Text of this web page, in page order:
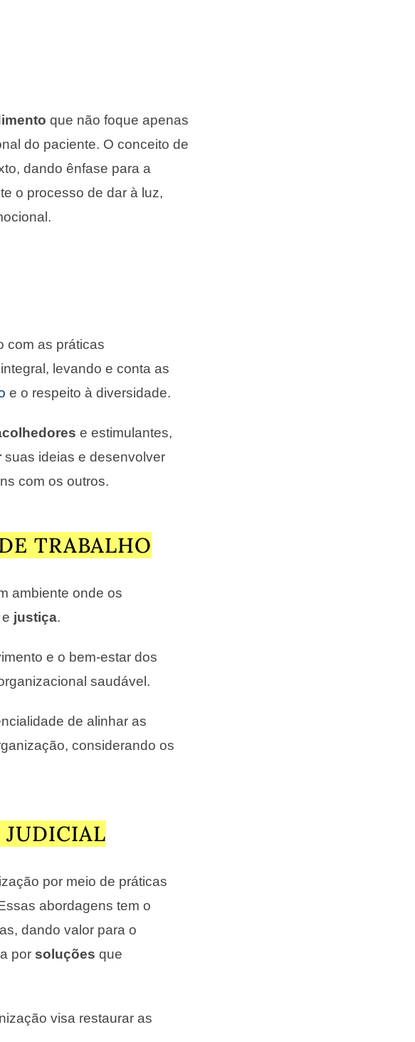
que não foque apenas
do paciente. O conceito de
dando ênfase para a
o processo de dar à luz,
com as práticas
levando e conta as
e o respeito à diversidade.
e estimulantes,
suas ideias e desenvolver
com os outros.
TRABALHO
ambiente onde os
justiça.
e o bem-estar dos
saudável.
de alinhar as
considerando os
por meio de práticas
abordagens tem o
dando valor para o
por soluções que
visa restaurar as